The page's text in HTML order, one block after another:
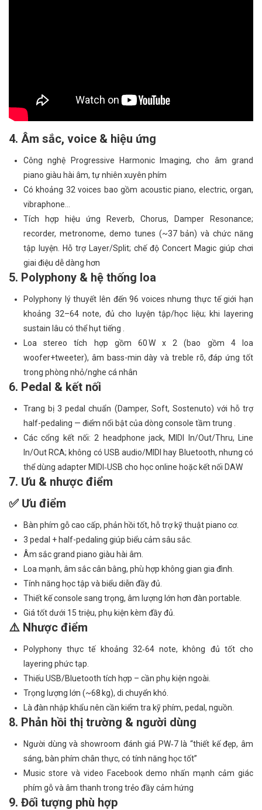
4. Âm sắc, voice & hiệu ứng
Công nghệ Progressive Harmonic Imaging, cho âm grand
piano giàu hài âm, tự nhiên xuyên phím
Có khoảng 32 voices bao gồm acoustic piano, electric, organ,
vibraphone…
Tích hợp hiệu ứng Reverb, Chorus, Damper Resonance;
recorder, metronome, demo tunes (~37 bản) và chức năng
tập luyện. Hỗ trợ Layer/Split; chế độ Concert Magic giúp chơi
giai điệu dễ dàng hơn
5. Polyphony & hệ thống loa
Polyphony lý thuyết lên đến 96 voices nhưng thực tế giới hạn
khoảng 32–64 note, đủ cho luyện tập/học liệu; khi layering
sustain lâu có thể hụt tiếng .
Loa stereo tích hợp gồm 60 W x 2 (bao gồm 4 loa
woofer+tweeter), âm bass-min dày và treble rõ, đáp ứng tốt
trong phòng nhỏ/nghe cá nhân
6. Pedal & kết nối
Trang bị 3 pedal chuẩn (Damper, Soft, Sostenuto) với hỗ trợ
half-pedaling — điểm nổi bật của dòng console tầm trung .
Các cổng kết nối: 2 headphone jack, MIDI In/Out/Thru, Line
In/Out RCA; không có USB audio/MIDI hay Bluetooth, nhưng có
thể dùng adapter MIDI‑USB cho học online hoặc kết nối DAW
7. Ưu & nhược điểm
✅ Ưu điểm
Bàn phím gỗ cao cấp, phản hồi tốt, hỗ trợ kỹ thuật piano cơ.
3 pedal + half-pedaling giúp biểu cảm sâu sắc.
Âm sắc grand piano giàu hài âm.
Loa mạnh, âm sắc cân bằng, phù hợp không gian gia đình.
Tính năng học tập và biểu diễn đầy đủ.
Thiết kế console sang trọng, âm lượng lớn hơn đàn portable.
Giá tốt dưới 15 triệu, phụ kiện kèm đầy đủ.
⚠️ Nhược điểm
Polyphony thực tế khoảng 32‑64 note, không đủ tốt cho
layering phức tạp.
Thiếu USB/Bluetooth tích hợp – cần phụ kiện ngoài.
Trọng lượng lớn (~68 kg), di chuyển khó.
Là đàn nhập khẩu nên cần kiểm tra kỹ phím, pedal, nguồn.
8. Phản hồi thị trường & người dùng
Người dùng và showroom đánh giá PW‑7 là “thiết kế đẹp, âm
sáng, bàn phím chân thực, có tính năng học tốt”
Music store và video Facebook demo nhấn mạnh cảm giác
phím gỗ và âm thanh trong trẻo đầy cảm hứng
9. Đối tượng phù hợp